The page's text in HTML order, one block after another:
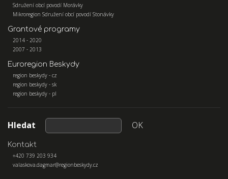
Sdružení obcí povodí Morávky
Mikroregion Sdružení obcí povodí Stonávky
Grantové programy
2014 - 2020
2007 - 2013
Euroregion Beskydy
region beskydy - cz
region beskydy - sk
region beskydy - pl
Hledat OK
Kontakt
+420 739 203 934
valaskova.dagmar@regionbeskydy.cz